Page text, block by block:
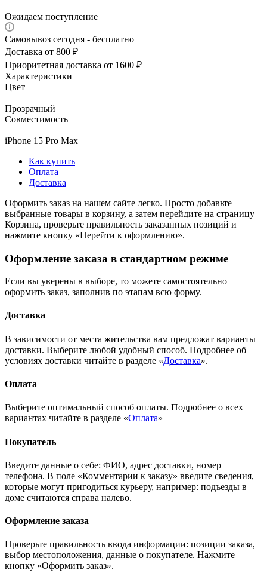
Ожидаем поступление
Самовывоз сегодня - бесплатно
Доставка от 800 ₽
Приоритетная доставка от 1600 ₽
Характеристики
Цвет
—
Прозрачный
Совместимость
—
iPhone 15 Pro Max
Как купить
Оплата
Доставка
Оформить заказ на нашем сайте легко. Просто добавьте
выбранные товары в корзину, а затем перейдите на страницу
Корзина, проверьте правильность заказанных позиций и
нажмите кнопку «Перейти к оформлению».
Оформление заказа в стандартном режиме
Если вы уверены в выборе, то можете самостоятельно
оформить заказ, заполнив по этапам всю форму.
Доставка
В зависимости от места жительства вам предложат варианты
доставки. Выберите любой удобный способ. Подробнее об
условиях доставки читайте в разделе «Доставка».
Оплата
Выберите оптимальный способ оплаты. Подробнее о всех
вариантах читайте в разделе «Оплата»
Покупатель
Введите данные о себе: ФИО, адрес доставки, номер
телефона. В поле «Комментарии к заказу» введите сведения,
которые могут пригодиться курьеру, например: подъезды в
доме считаются справа налево.
Оформление заказа
Проверьте правильность ввода информации: позиции заказа,
выбор местоположения, данные о покупателе. Нажмите
кнопку «Оформить заказ».